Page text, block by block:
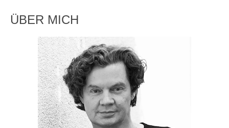
ÜBER MICH